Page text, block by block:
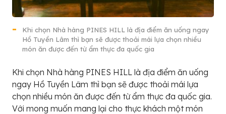
Khi chọn Nhà hàng PINES HILL là địa điểm ăn uống ngay
Hồ Tuyền Lâm thì bạn sẽ được thoải mái lựa chọn nhiều
món ăn được đến từ ẩm thực đa quốc gia
Khi chọn Nhà hàng PINES HILL là địa điểm ăn uống
ngay Hồ Tuyền Lâm thì bạn sẽ được thoải mái lựa
chọn nhiều món ăn được đến từ ẩm thực đa quốc gia.
Với mong muốn mang lại cho thực khách một món